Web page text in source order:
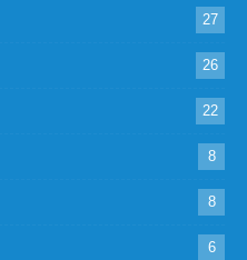
27
26
22
8
8
6